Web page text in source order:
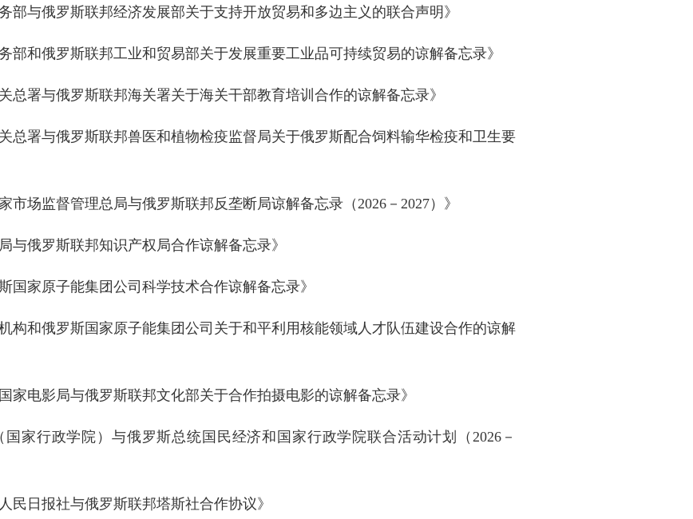
部与俄罗斯联邦经济发展部关于支持开放贸易和多边主义的联合声明》
部和俄罗斯联邦工业和贸易部关于发展重要工业品可持续贸易的谅解备忘录》
总署与俄罗斯联邦海关署关于海关干部教育培训合作的谅解备忘录》
总署与俄罗斯联邦兽医和植物检疫监督局关于俄罗斯配合饲料输华检疫和卫生要
市场监督管理总局与俄罗斯联邦反垄断局谅解备忘录（2026－2027）》
与俄罗斯联邦知识产权局合作谅解备忘录》
国家原子能集团公司科学技术合作谅解备忘录》
构和俄罗斯国家原子能集团公司关于和平利用核能领域人才队伍建设合作的谅解
家电影局与俄罗斯联邦文化部关于合作拍摄电影的谅解备忘录》
国家行政学院）与俄罗斯总统国民经济和国家行政学院联合活动计划（2026－
民日报社与俄罗斯联邦塔斯社合作协议》